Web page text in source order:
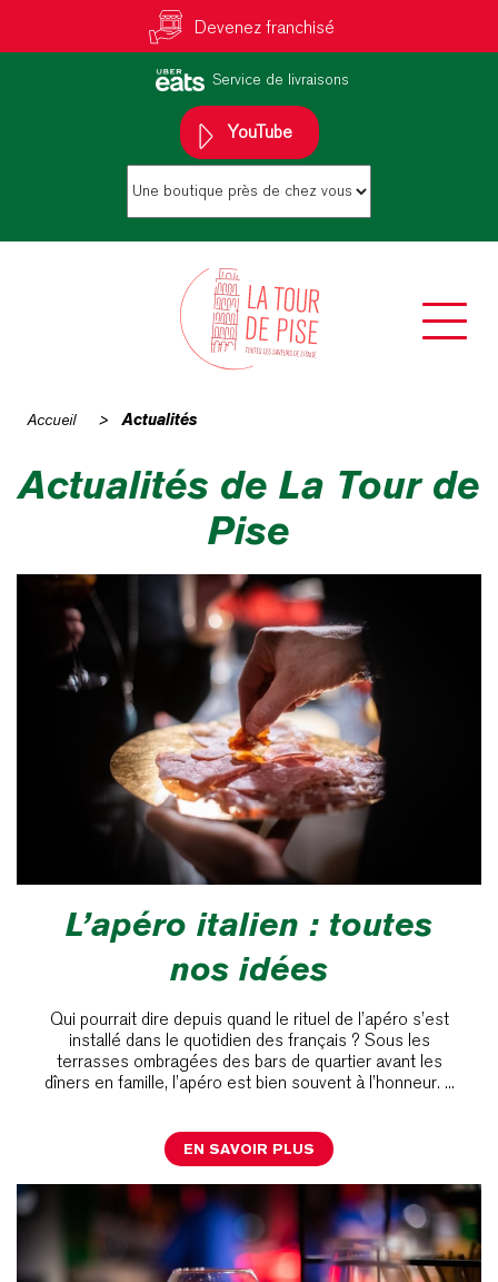
Devenez franchisé
Service de livraisons
YouTube
Accueil > Actualités
Actualités de La Tour de
Pise
L’apéro italien : toutes
nos idées
Qui pourrait dire depuis quand le rituel de l’apéro s’est
installé dans le quotidien des français ? Sous les
terrasses ombragées des bars de quartier avant les
dîners en famille, l’apéro est bien souvent à l’honneur. ...
EN SAVOIR PLUS